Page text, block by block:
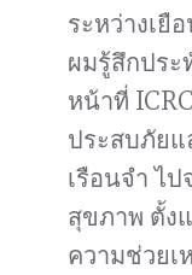
ระหว่างเยื
ผมรู้สึกประ
หน้าที่
ประสบภัย
เรือนจำ ไ
สุขภาพ ตั้ง
ความช่วยเ